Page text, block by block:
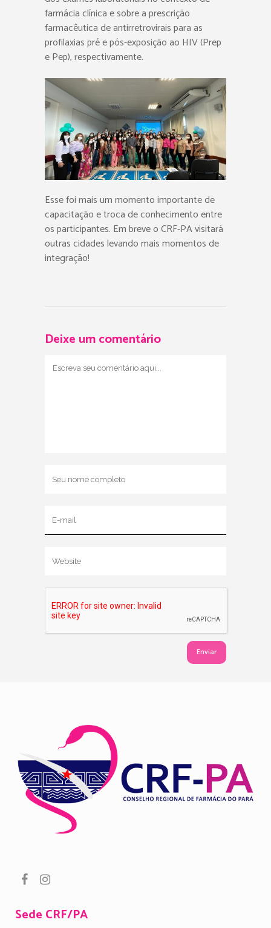
farmácia clínica e sobre a prescrição
farmacêutica de antirretrovirais para as
profilaxias pré e pós-exposição ao HIV (Prep
e Pep), respectivamente.
Esse foi mais um momento importante de
capacitação e troca de conhecimento entre
os participantes. Em breve o CRF-PA visitará
outras cidades levando mais momentos de
integração!
Deixe um comentário
Sede CRF/PA